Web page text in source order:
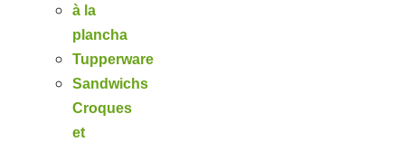
à la
plancha
Tupperware
Sandwichs
Croques
et